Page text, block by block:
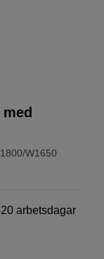
W1650
arbetsdagar